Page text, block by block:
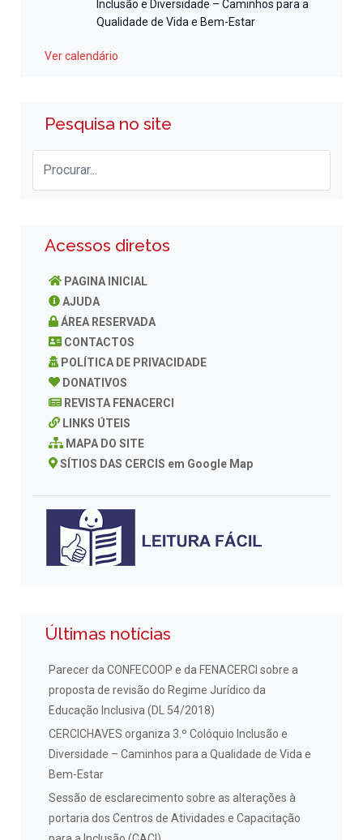
Inclusão e Diversidade – Caminhos para a
Qualidade de Vida e Bem-Estar
Ver calendário
Pesquisa no site
Acessos diretos
PAGINA INICIAL
AJUDA
ÁREA RESERVADA
CONTACTOS
POLÍTICA DE PRIVACIDADE
DONATIVOS
REVISTA FENACERCI
LINKS ÚTEIS
MAPA DO SITE
SÍTIOS DAS CERCIS em Google Map
Últimas notícias
Parecer da CONFECOOP e da FENACERCI sobre a
proposta de revisão do Regime Jurídico da
Educação Inclusiva (DL 54/2018)
CERCICHAVES organiza 3.º Colóquio Inclusão e
Diversidade – Caminhos para a Qualidade de Vida e
Bem-Estar
Sessão de esclarecimento sobre as alterações à
portaria dos Centros de Atividades e Capacitação